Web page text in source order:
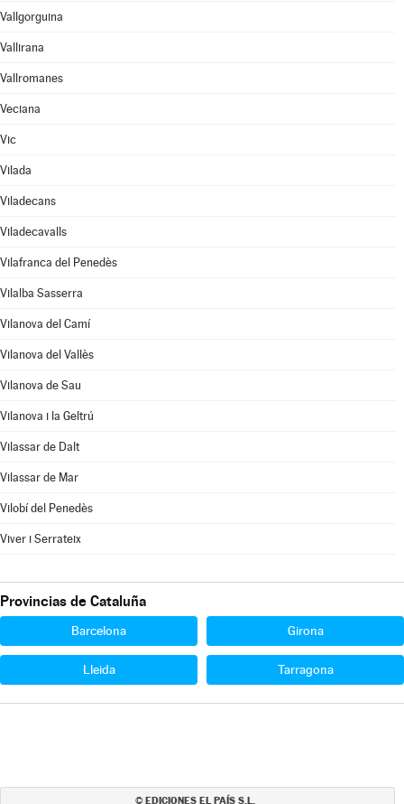
Vallgorguina
Vallirana
Vallromanes
Veciana
Vic
Vilada
Viladecans
Viladecavalls
Vilafranca del Penedès
Vilalba Sasserra
Vilanova del Camí
Vilanova del Vallès
Vilanova de Sau
Vilanova i la Geltrú
Vilassar de Dalt
Vilassar de Mar
Vilobí del Penedès
Viver i Serrateix
Provincias de Cataluña
Barcelona Girona
Lleida Tarragona
© EDICIONES EL PAÍS S.L.